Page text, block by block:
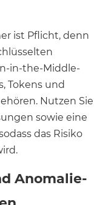
ist Pflicht, denn
in-the-Middle-
Tokens und
Nutzen Sie
sowie eine
das Risiko
Anomalie-